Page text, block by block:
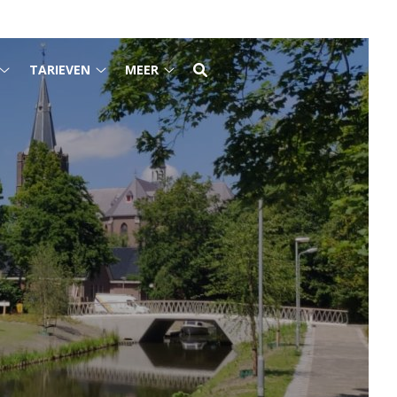
Patiëntinformatie
submenu
TARIEVEN
Tarieven
submenu
MEER
Meer
submenu